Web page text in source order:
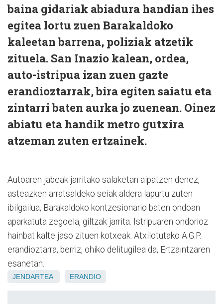
baina gidariak abiadura handian ihes
egitea lortu zuen Barakaldoko
kaleetan barrena, poliziak atzetik
zituela. San Inazio kalean, ordea,
auto-istripua izan zuen gazte
erandioztarrak, bira egiten saiatu eta
zintarri baten aurka jo zuenean. Oinez
abiatu eta handik metro gutxira
atzeman zuten ertzainek.
Autoaren jabeak jarritako salaketan aipatzen denez,
asteazken arratsaldeko seiak aldera lapurtu zuten
ibilgailua, Barakaldoko kontzesionario baten ondoan
aparkatuta zegoela, giltzak jarrita. Istripuaren ondorioz
hainbat kalte jaso zituen kotxeak. Atxilotutako A.G.P.
erandioztarra, berriz, ohiko delitugilea da, Ertzaintzaren
esanetan.
JENDARTEA ERANDIO